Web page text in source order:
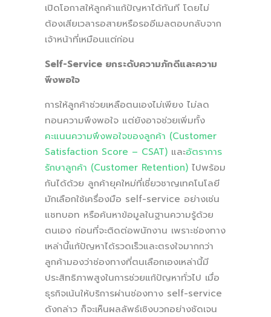
เปิดโอกาสให้ลูกค้าแก้ปัญหาได้ทันที โดยไม่
ต้องเสียเวลารอสายหรือรออีเมลตอบกลับจาก
เจ้าหน้าที่เหมือนแต่ก่อน
Self-Service ยกระดับความภักดีและความ
พึงพอใจ
การให้ลูกค้าช่วยเหลือตนเองไม่เพียง ไม่ลด
ทอนความพึงพอใจ แต่ยังอาจช่วยเพิ่มทั้ง
คะแนนความพึงพอใจของลูกค้า (Customer
Satisfaction Score – CSAT) และอัตราการ
รักษาลูกค้า (Customer Retention) ไปพร้อม
กันได้ด้วย ลูกค้ายุคใหม่ที่เชี่ยวชาญเทคโนโลยี
มักเลือกใช้เครื่องมือ self-service อย่างเช่น
แชทบอท หรือค้นหาข้อมูลในฐานความรู้ด้วย
ตนเอง ก่อนที่จะติดต่อพนักงาน เพราะช่องทาง
เหล่านี้แก้ปัญหาได้รวดเร็วและตรงใจมากกว่า
ลูกค้ามองว่าช่องทางที่ตนเลือกเองเหล่านี้มี
ประสิทธิภาพสูงในการช่วยแก้ปัญหาทั่วไป เมื่อ
ธุรกิจเน้นให้บริการผ่านช่องทาง self-service
ดังกล่าว ก็จะเห็นผลลัพธ์เชิงบวกอย่างชัดเจน